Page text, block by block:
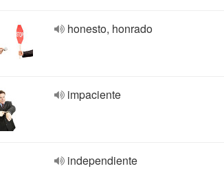
honesto, honrado
impaciente
independiente